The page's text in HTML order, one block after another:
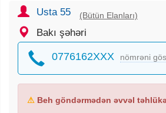
Usta 55 (Bütün Elanları)
Bakı şəhəri
0776162XXX nömrəni
⚠ Beh göndərmədən əvvəl